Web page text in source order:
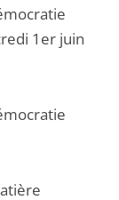
1er juin